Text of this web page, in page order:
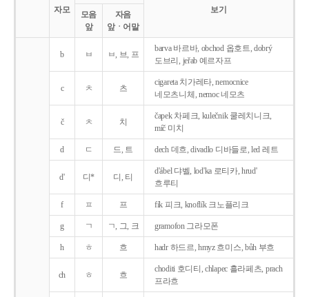
자모
보기
모음
앞
자음
앞ㆍ어말
b ㅂ ㅂ, 브, 프
barva 바르바, obchod 옵호트, dobrý
도브리, jeřab 예르자프
c ㅊ 츠
cigareta 치가레타, nemocnice
네모츠니체, nemoc 네모츠
č ㅊ 치
čapek 차페크, kulečnik 쿨레치니크,
míč 미치
d ㄷ 드, 트 dech 데흐, divadlo 디바들로, led 레트
d' 디* 디, 티
d'ábel 댜벨, lod'ka 로티카, hrud'
흐루티
f ㅍ 프 fík 피크, knoflík 크노플리크
g ㄱ ㄱ, 그, 크 gramofon 그라모폰
h ㅎ 흐 hadr 하드르, hmyz 흐미스, bůh 부흐
ch ㅎ 흐
choditi 호디티, chlapec 흘라페츠, prach
프라흐